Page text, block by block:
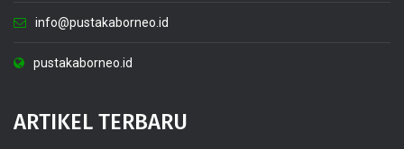
info@pustakaborneo.id
pustakaborneo.id
ARTIKEL TERBARU